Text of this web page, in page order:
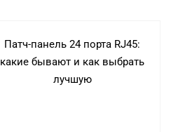
Патч-панель 24 порта RJ45:
какие бывают и как выбрать
лучшую